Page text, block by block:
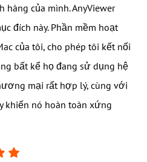
của mình. AnyViewer
đích này. Phần mềm hoạt
của tôi, cho phép tôi kết nối
bất kể họ đang sử dụng hệ
mại rất hợp lý, cùng với
khiến nó hoàn toàn xứng